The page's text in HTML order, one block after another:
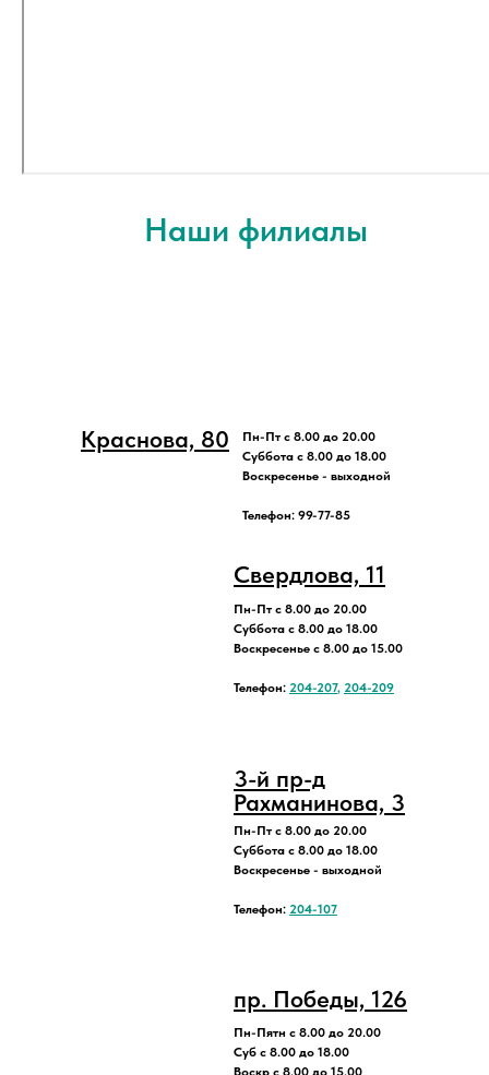
Наши филиалы
Свердлова, 11
Пн-Пт с 8.00 до 20.00
Суббота с 8.00 до 18.00
Воскресенье с 8.00 до 15.00
Телефон: 204-207, 204-209
Краснова, 80
Пн-Пт с 8.00 до 20.00
Суббота с 8.00 до 18.00
Воскресенье - выходной
Телефон: 99-77-85
3-й пр-д
Рахманинова, 3
Пн-Пт с 8.00 до 20.00
Суббота с 8.00 до 18.00
Воскресенье - выходной
Телефон: 204-107
пр. Победы, 126
Пн-Пятн с 8.00 до 20.00
Суб с 8.00 до 18.00